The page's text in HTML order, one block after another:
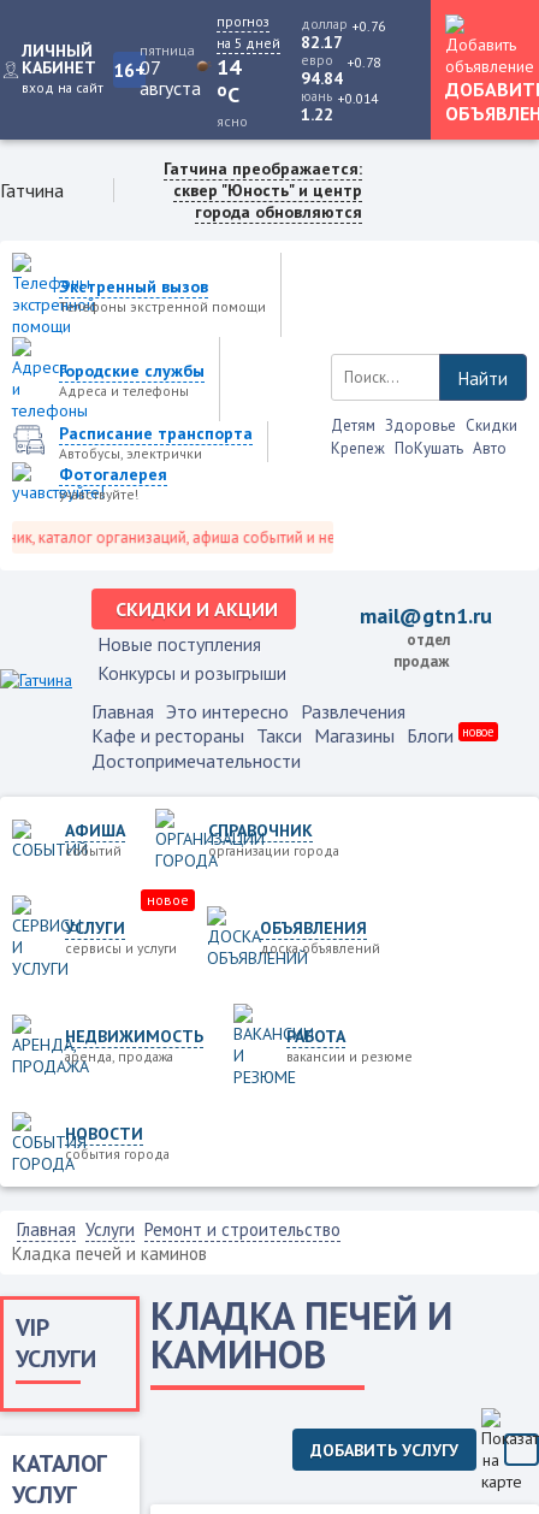
ЛИЧНЫЙ
КАБИНЕТ
вход на сайт
16+
пятница
07
августа
прогноз
на 5 дней
14
oC
ясно
доллар
82.17
+0.76
евро
94.84
+0.78
юань
1.22
+0.014
Гатчина
Гатчина преображается:
сквер "Юность" и центр
города обновляются
Экстренный вызов
Телефоны экстренной помощи
Городские службы
Адреса и телефоны
Расписание транспорта
Автобусы, электрички
Фотогалерея
учавствуйте!
каталог организаций, афиша событий и не только это.
Найти
Детям Здоровье Скидки
Крепеж ПоКушать Авто
СКИДКИ И АКЦИИ
Новые поступления
Конкурсы и розыгрыши
mail@gtn1.ru
отдел
продаж
Главная Это интересно Развлечения
Кафе и рестораны Такси Магазины Блоги новое
Достопримечательности
АФИША
событий
СПРАВОЧНИК
организации города
УСЛУГИ
сервисы и услуги
новое
ОБЪЯВЛЕНИЯ
доска объявлений
НЕДВИЖИМОСТЬ
аренда, продажа
РАБОТА
вакансии и резюме
НОВОСТИ
события города
Главная Услуги Ремонт и строительство
Кладка печей и каминов
VIP
УСЛУГИ
КАТАЛОГ
УСЛУГ
КЛАДКА ПЕЧЕЙ И
КАМИНОВ
ДОБАВИТЬ УСЛУГУ